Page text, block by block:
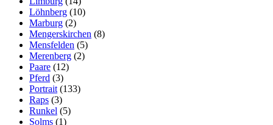
Löhnberg (10)
Marburg (2)
Mengerskirchen (8)
Mensfelden (5)
Merenberg (2)
Paare (12)
Pferd (3)
Portrait (133)
Raps (3)
Runkel (5)
Solms (1)